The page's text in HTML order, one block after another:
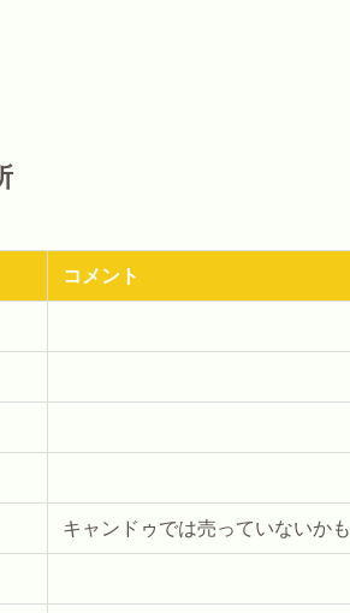
コメント
キャンドゥでは売っていないかも